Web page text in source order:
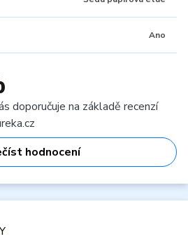
Ano
doporučuje na základě recenzí
hodnocení